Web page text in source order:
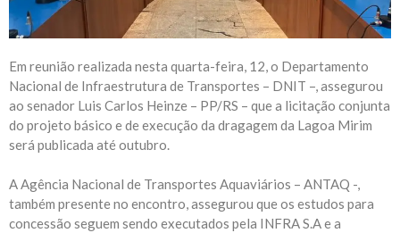
Em reunião realizada nesta quarta-feira, 12, o Departamento
Nacional de Infraestrutura de Transportes – DNIT –, assegurou
ao senador Luis Carlos Heinze – PP/RS – que a licitação conjunta
do projeto básico e de execução da dragagem da Lagoa Mirim
será publicada até outubro.
A Agência Nacional de Transportes Aquaviários – ANTAQ -,
também presente no encontro, assegurou que os estudos para
concessão seguem sendo executados pela INFRA S.A e a